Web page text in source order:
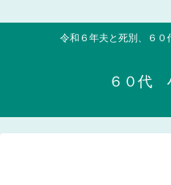
令和６年夫と死別、６０
６０代